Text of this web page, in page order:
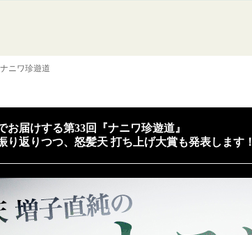
ニワ珍遊道
お届けする第33回『ナニワ珍遊道』
り返りつつ、怒髪天 打ち上げ大賞も発表します！